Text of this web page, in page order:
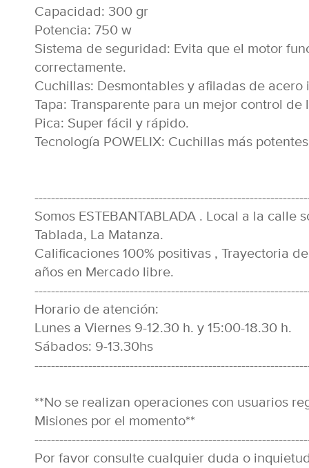
Capacidad: 300 gr
Potencia: 750 w
Sistema de seguridad: Evita que el motor
correctamente.
Cuchillas: Desmontables y afiladas de
Tapa: Transparente para un mejor control
Pica: Super fácil y rápido.
Tecnología POWELIX: Cuchillas más
Somos ESTEBANTABLADA . Local a la
Tablada, La Matanza.
Calificaciones 100% positivas , Trayectoria
años en Mercado libre.
Horario de atención:
Lunes a Viernes 9-12.30 h. y 15:00-18.30 h.
Sábados: 9-13.30hs
**No se realizan operaciones con usuarios
Misiones por el momento**
Por favor consulte cualquier duda o